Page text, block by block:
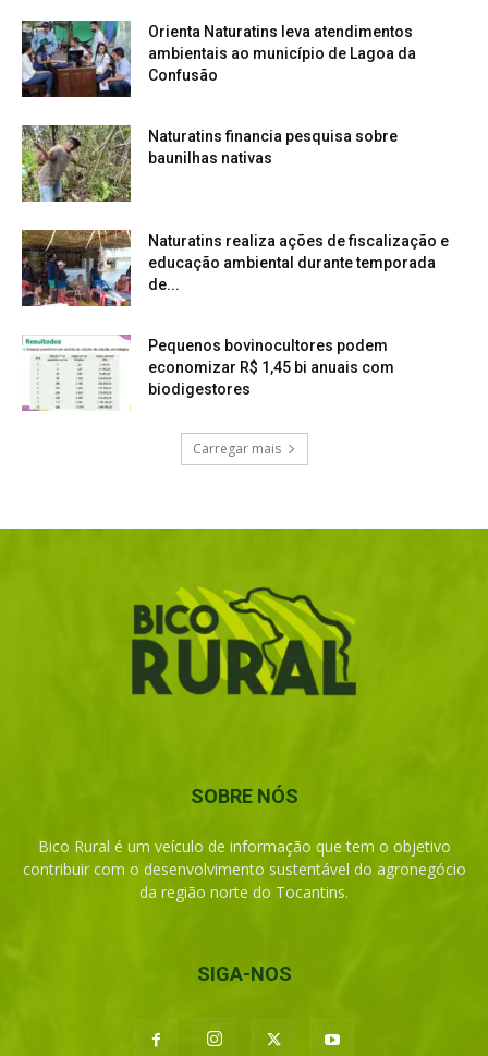
Orienta Naturatins leva atendimentos
ambientais ao município de Lagoa da
Confusão
Naturatins financia pesquisa sobre
baunilhas nativas
Naturatins realiza ações de fiscalização e
educação ambiental durante temporada
de...
Pequenos bovinocultores podem
economizar R$ 1,45 bi anuais com
biodigestores
Carregar mais
SOBRE NÓS
Bico Rural é um veículo de informação que tem o objetivo
contribuir com o desenvolvimento sustentável do agronegócio
da região norte do Tocantins.
SIGA-NOS